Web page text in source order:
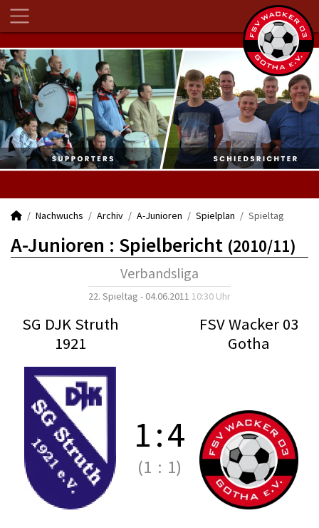
Nachwuchs Archiv A-Junioren Spielplan Spieltag
A-Junioren : Spielbericht (2010/11)
Verbandsliga
22. Spieltag - 04.06.2011 10:30 Uhr
SG DJK Struth
1921
FSV Wacker 03
Gotha
1:4
(1 : 1)